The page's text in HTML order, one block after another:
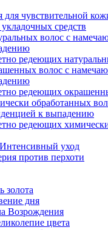
для чувствительной
средств
волос с
редеющих
волос с
редеющих
обработанных
к выпадению
редеющих
уход
против перхоти
золота
дня
Возрождения
цвета